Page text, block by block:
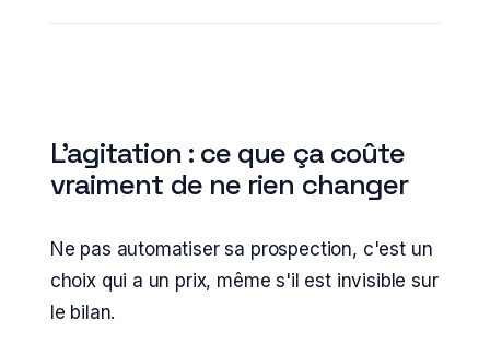
L'agitation : ce que ça coûte
vraiment de ne rien changer
Ne pas automatiser sa prospection, c'est un
choix qui a un prix, même s'il est invisible sur
le bilan.